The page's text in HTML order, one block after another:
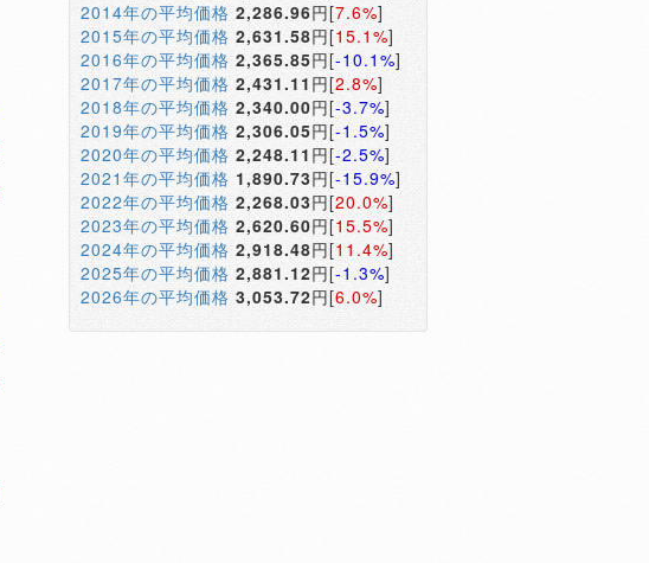
2014年の平均価格 2,286.96円[7.6%]
2015年の平均価格 2,631.58円[15.1%]
2016年の平均価格 2,365.85円[-10.1%]
2017年の平均価格 2,431.11 円[2.8%]
2018年の平均価格 2,340.00円[-3.7%]
2019年の平均価格 2,306.05円[-1.5%]
2020年の平均価格 2,248.11 円[-2.5%]
2021年の平均価格 1,890.73円[-15.9%]
2022年の平均価格 2,268.03円[20.0%]
2023年の平均価格 2,620.60円[15.5%]
2024年の平均価格 2,918.48円[11.4%]
2025年の平均価格 2,881.12円[-1.3%]
2026年の平均価格 3,053.72円[6.0%]